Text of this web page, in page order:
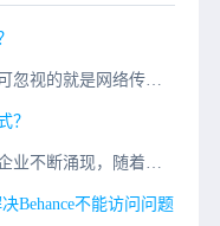
在企业组网部署中，还有一类不可忽视的就是网络传输介质了，我们通常称为网线。目前比较常见的网线分细双绞线、光纤光缆、同轴线缆和粗同轴线缆等。1、光纤光缆光纤光缆是新一代的传输介质，与铜质介质相比，光纤无
？
现在在国家政策的支持下，中小企业不断涌现，随着互联网的发展，覆盖人们生活的各个方面，这些中小企业的工作也与互联网不可分割，局域网带宽需求和5G的到来，光纤已成为局域网网络的主要传输媒介。如何选择合适的
Behance不能访问问题